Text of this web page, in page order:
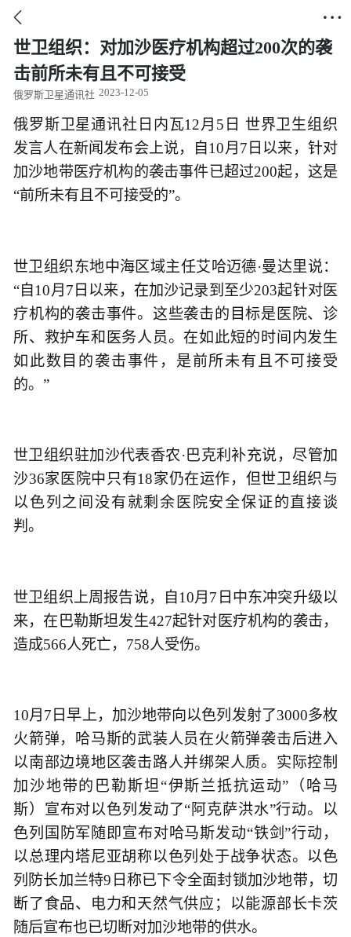
 
世卫组织：对加沙医疗机构超过200次的袭
击前所未有且不可接受
俄罗斯卫星通讯社 2023-12-05
俄罗斯卫星通讯社日内瓦12月5日 世界卫生组织
发言人在新闻发布会上说，自10月7日以来，针对
加沙地带医疗机构的袭击事件已超过200起，这是
“前所未有且不可接受的”。
世卫组织东地中海区域主任艾哈迈德·曼达里说：
“自10月7日以来，在加沙记录到至少203起针对医
疗机构的袭击事件。这些袭击的目标是医院、诊
所、救护车和医务人员。在如此短的时间内发生
如此数目的袭击事件，是前所未有且不可接受
的。”
世卫组织驻加沙代表香农·巴克利补充说，尽管加
沙36家医院中只有18家仍在运作，但世卫组织与
以色列之间没有就剩余医院安全保证的直接谈
判。
世卫组织上周报告说，自10月7日中东冲突升级以
来，在巴勒斯坦发生427起针对医疗机构的袭击，
造成566人死亡，758人受伤。
10月7日早上，加沙地带向以色列发射了3000多枚
火箭弹，哈马斯的武装人员在火箭弹袭击后进入
以南部边境地区袭击路人并绑架人质。实际控制
加沙地带的巴勒斯坦“伊斯兰抵抗运动”（哈马
斯）宣布对以色列发动了“阿克萨洪水”行动。以
色列国防军随即宣布对哈马斯发动“铁剑”行动，
以总理内塔尼亚胡称以色列处于战争状态。以色
列防长加兰特9日称已下令全面封锁加沙地带，切
断了食品、电力和天然气供应；以能源部长卡茨
随后宣布也已切断对加沙地带的供水。